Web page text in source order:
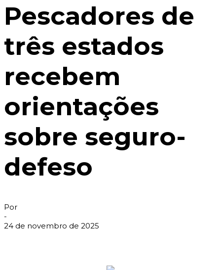
Pescadores de
três estados
recebem
orientações
sobre seguro-
defeso
Por
-
24 de novembro de 2025